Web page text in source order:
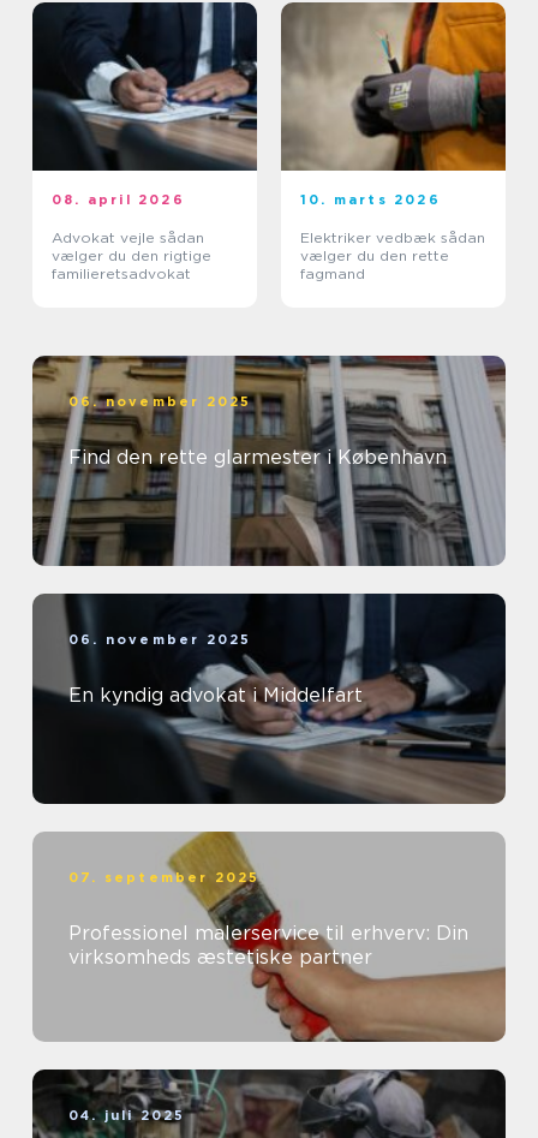
08. april 2026
Advokat vejle sådan
vælger du den rigtige
familieretsadvokat
10. marts 2026
Elektriker vedbæk sådan
vælger du den rette
fagmand
06. november 2025
Find den rette glarmester i København
06. november 2025
En kyndig advokat i Middelfart
07. september 2025
Professionel malerservice til erhverv: Din
virksomheds æstetiske partner
04. juli 2025